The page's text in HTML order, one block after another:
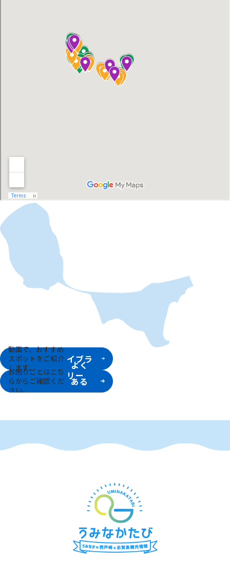
動画で、おすすめ
スポットをご紹介
します。
イブラ
リー
お困りごとはこち
らからご確認くだ
さい。
よく
ある